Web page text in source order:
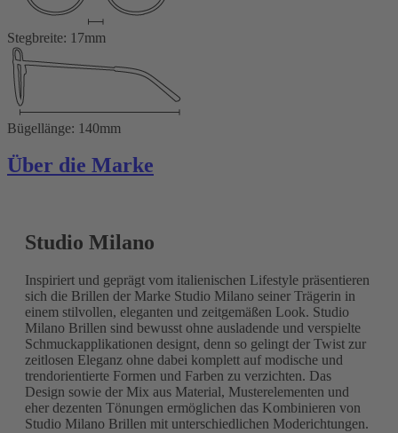
Stegbreite: 17mm
Bügellänge: 140mm
Über die Marke
Studio Milano
Inspiriert und geprägt vom italienischen Lifestyle präsentieren
sich die Brillen der Marke Studio Milano seiner Trägerin in
einem stilvollen, eleganten und zeitgemäßen Look. Studio
Milano Brillen sind bewusst ohne ausladende und verspielte
Schmuckapplikationen designt, denn so gelingt der Twist zur
zeitlosen Eleganz ohne dabei komplett auf modische und
trendorientierte Formen und Farben zu verzichten. Das
Design sowie der Mix aus Material, Musterelementen und
eher dezenten Tönungen ermöglichen das Kombinieren von
Studio Milano Brillen mit unterschiedlichen Moderichtungen.